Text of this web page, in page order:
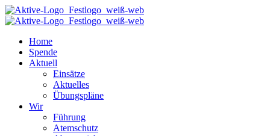
Home
Spende
Aktuell
Einsätze
Aktuelles
Übungspläne
Wir
Führung
Atemschutz